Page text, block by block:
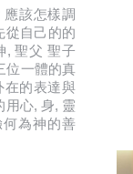
該怎樣調
從自己的的
, 聖父 聖子
位一體的真
在的表達與
用心, 身, 靈
為神的善